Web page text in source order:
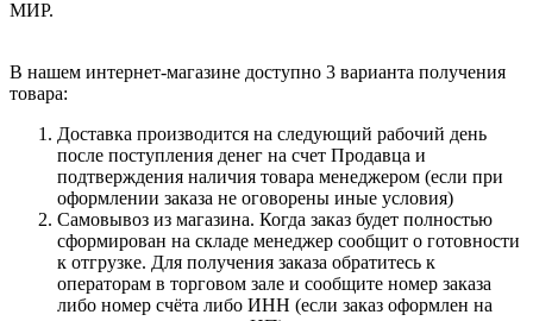
МИР.
В нашем интернет-магазине доступно 3 варианта получения
товара:
Доставка производится на следующий рабочий день
после поступления денег на счет Продавца и
подтверждения наличия товара менеджером (если при
оформлении заказа не оговорены иные условия)
Самовывоз из магазина. Когда заказ будет полностью
сформирован на складе менеджер сообщит о готовности
к отгрузке. Для получения заказа обратитесь к
операторам в торговом зале и сообщите номер заказа
либо номер счёта либо ИНН (если заказ оформлен на